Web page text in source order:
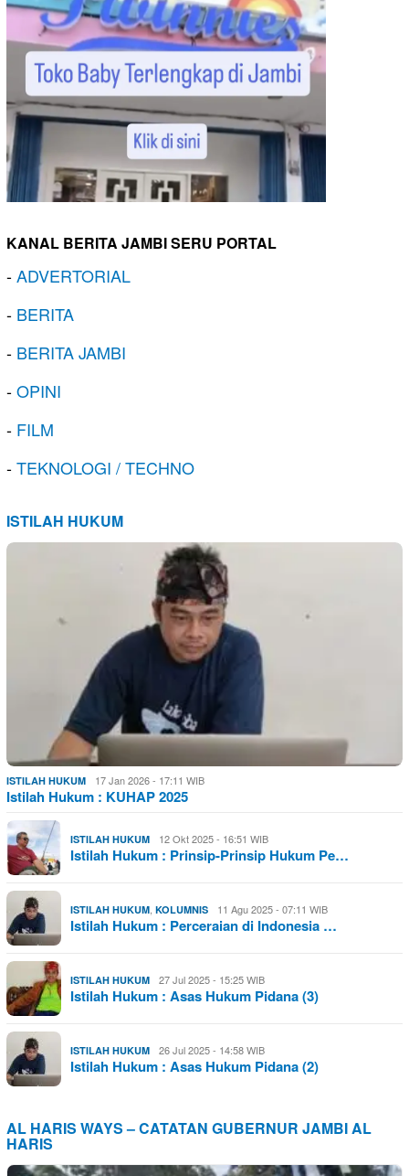
KANAL BERITA JAMBI SERU PORTAL
-ADVERTORIAL
- BERITA
- BERITA JAMBI
-OPINI
- FILM
-TEKNOLOGI / TECHNO
ISTILAH HUKUM
ISTILAH HUKUM 17 Jan 2026 - 17:11 WIB
Istilah Hukum : KUHAP 2025
ISTILAH HUKUM 12 Okt 2025 - 16:51 WIB
Istilah Hukum : Prinsip-Prinsip Hukum Pe…
ISTILAH HUKUM, KOLUMNIS 11 Agu 2025 - 07:11 WIB
Istilah Hukum : Perceraian di Indonesia …
ISTILAH HUKUM 27 Jul 2025 - 15:25 WIB
Istilah Hukum : Asas Hukum Pidana (3)
ISTILAH HUKUM 26 Jul 2025 - 14:58 WIB
Istilah Hukum : Asas Hukum Pidana (2)
AL HARIS WAYS – CATATAN GUBERNUR JAMBI AL
HARIS